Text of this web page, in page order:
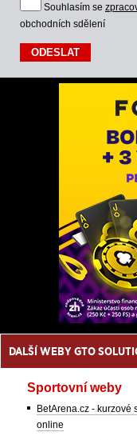
Souhlasím se
obchodních sdělení
DALŠÍ WEBY GTO
Sportovní weby
BetArena.cz - kurzové
online